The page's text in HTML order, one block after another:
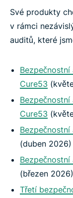
Své produkty
v rámci
auditů, které
Cure53
Cure53
(duben 2026)
(březen 2026)
Třetí